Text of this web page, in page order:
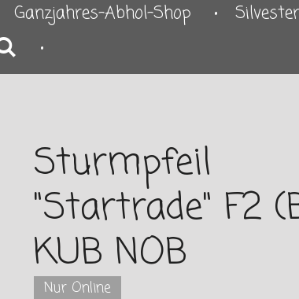
Ganzjahres-Abhol-Shop
Sturmpfeil
"Startrade" F2
KUB NOB
Nur Online